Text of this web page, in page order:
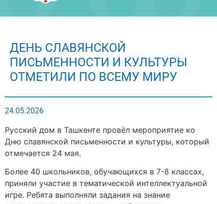
ДЕНЬ СЛАВЯНСКОЙ
ПИСЬМЕННОСТИ И КУЛЬТУРЫ
ОТМЕТИЛИ ПО ВСЕМУ МИРУ
24.05.2026
Русский дом в Ташкенте провёл мероприятие ко
Дню славянской письменности и культуры, который
отмечается 24 мая.
Более 40 школьников, обучающихся в 7-8 классах,
приняли участие в тематической интеллектуальной
игре. Ребята выполняли задания на знание